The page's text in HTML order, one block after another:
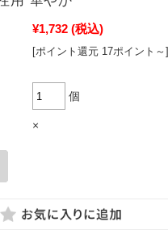
¥1,732 (税込)
[ポイント還元 17ポイント～]
個
×